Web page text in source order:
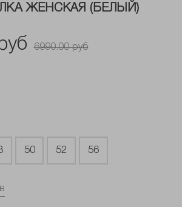
ЖЕНСКАЯ (БЕЛЫЙ)
6990.00 руб
50 52 56